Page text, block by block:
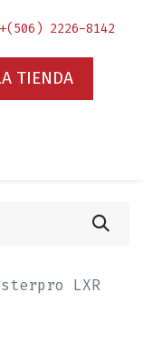
+(506) 2226-8142
TIENDA
LXR